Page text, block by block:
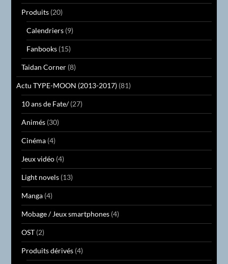
Produits (20)
Calendriers (9)
Fanbooks (15)
Taidan Corner (8)
Actu TYPE-MOON (2013-2017) (81)
10 ans de Fate/(27)
Animés (30)
Cinéma (4)
Jeux vidéo (4)
Light novels (13)
Manga (4)
Mobage / Jeux smartphones (4)
OST (2)
Produits dérivés (4)